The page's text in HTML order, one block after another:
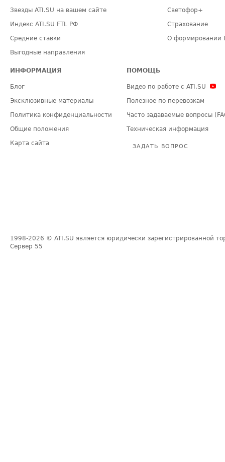
Звезды ATI.SU на вашем сайте
Индекс ATI.SU FTL РФ
Средние ставки
Выгодные направления
Светофор+
Страхование
О формировании
ИНФОРМАЦИЯ
Блог
Эксклюзивные материалы
Политика конфиденциальности
Общие положения
Карта сайта
ПОМОЩЬ
Видео по работе с ATI.SU
Полезное по перевозкам
Часто задаваемые вопросы
Техническая информация
ЗАДАТЬ ВОПРОС
1998-2026 © ATI.SU является юридически зарегистрированной
Сервер 55